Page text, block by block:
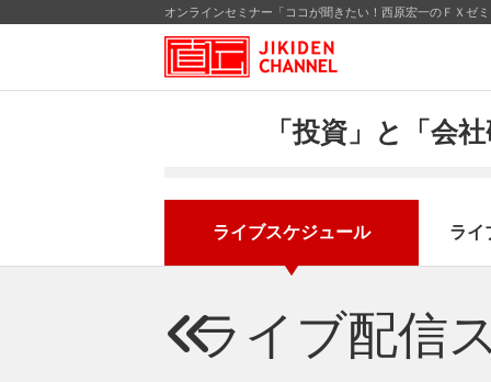
オンラインセミナー「ココが聞きたい！西原宏一のＦＸゼ
「投資」と「会
ライブスケジュール ライ
ライブ配信